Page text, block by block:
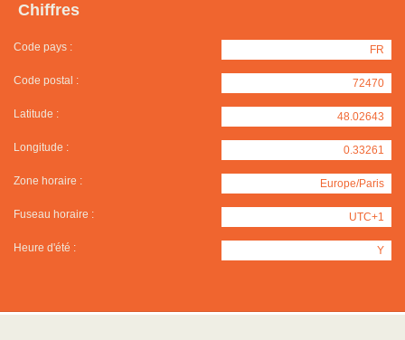
Chiffres
Code pays : FR
Code postal : 72470
Latitude : 48.02643
Longitude : 0.33261
Zone horaire : Europe/Paris
Fuseau horaire : UTC+1
Heure d'été : Y